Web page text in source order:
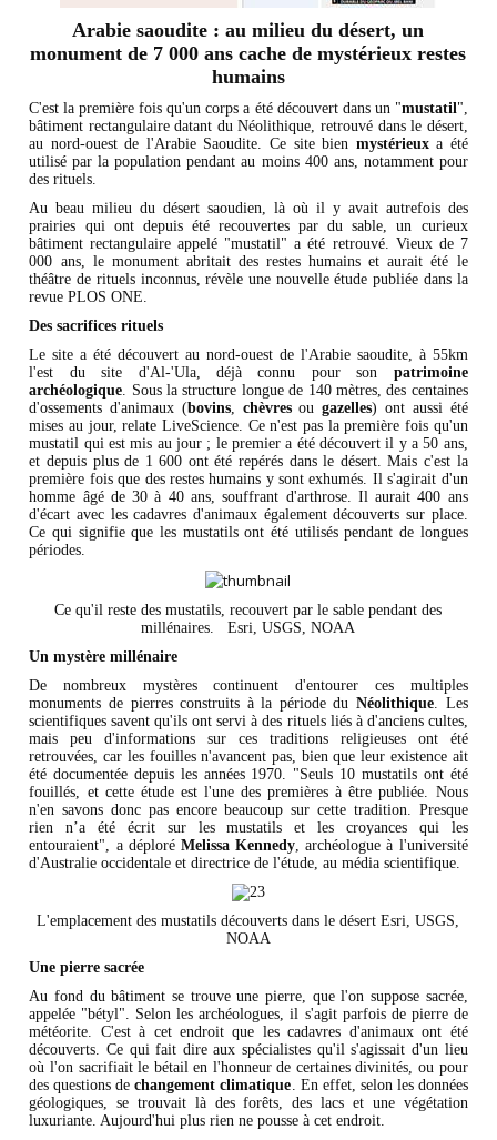
Arabie saoudite : au milieu du désert, un
monument de 7 000 ans cache de mystérieux restes
humains
C'est la première fois qu'un corps a été découvert dans un "mustatil",
bâtiment rectangulaire datant du Néolithique, retrouvé dans le désert,
au nord-ouest de l'Arabie Saoudite. Ce site bien mystérieuxa été
utilisé par la population pendant au moins 400 ans, notamment pour
des rituels.
Au beau milieu du désert saoudien, là où il y avait autrefois des
prairies qui ont depuis été recouvertes par du sable, un curieux
bâtiment rectangulaire appelé "mustatil" a été retrouvé. Vieux de 7
000 ans, le monument abritait des restes humains et aurait été le
théâtre de rituels inconnus, révèle une nouvelle étude publiée dans la
revue PLOS ONE.
Des sacrifices rituels
Le site a été découvert au nord-ouest de l'Arabie saoudite, à 55km
l'est du site d'Al-'Ula, déjà connu pour son patrimoine
archéologique. Sous la structure longue de 140 mètres, des centaines
d'ossements d'animaux (bovins, chèvresougazelles) ont aussi été
mises au jour, relate LiveScience. Ce n'est pas la première fois qu'un
mustatil qui est mis au jour ; le premier a été découvert il y a 50 ans,
et depuis plus de 1 600 ont été repérés dans le désert. Mais c'est la
première fois que des restes humains y sont exhumés. Il s'agirait d'un
homme âgé de 30 à 40 ans, souffrant d'arthrose. Il aurait 400 ans
d'écart avec les cadavres d'animaux également découverts sur place.
Ce qui signifie que les mustatils ont été utilisés pendant de longues
périodes.
Ce qu'il reste des mustatils, recouvert par le sable pendant des
millénaires. Esri, USGS, NOAA
Un mystère millénaire
De nombreux mystères continuent d'entourer ces multiples
monuments de pierres construits à la période du Néolithique. Les
scientifiques savent qu'ils ont servi à des rituels liés à d'anciens cultes,
mais peu d'informations sur ces traditions religieuses ont été
retrouvées, car les fouilles n'avancent pas, bien que leur existence ait
été documentée depuis les années 1970. "Seuls 10 mustatils ont été
fouillés, et cette étude est l'une des premières à être publiée. Nous
n'en savons donc pas encore beaucoup sur cette tradition. Presque
rien n’a été écrit sur les mustatils et les croyances qui les
entouraient", a déploré Melissa Kennedy, archéologue à l'université
d'Australie occidentale et directrice de l'étude, au média scientifique.
L'emplacement des mustatils découverts dans le désert Esri, USGS,
NOAA
Une pierre sacrée
Au fond du bâtiment se trouve une pierre, que l'on suppose sacrée,
appelée "bétyl". Selon les archéologues, il s'agit parfois de pierre de
météorite. C'est à cet endroit que les cadavres d'animaux ont été
découverts. Ce qui fait dire aux spécialistes qu'il s'agissait d'un lieu
où l'on sacrifiait le bétail en l'honneur de certaines divinités, ou pour
des questions dechangement climatique. En effet, selon les données
géologiques, se trouvait là des forêts, des lacs et une végétation
luxuriante. Aujourd'hui plus rien ne pousse à cet endroit.